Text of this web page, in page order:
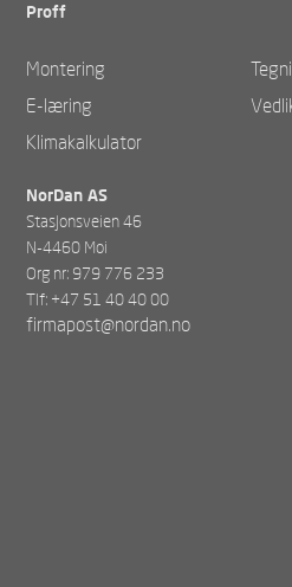
Proff
Montering
E-læring
Klimakalkulator
NorDan AS
Stasjonsveien 46
N-4460 Moi
Org nr: 979 776 233
Tlf: +47 51 40 40 00
firmapost@nordan.no